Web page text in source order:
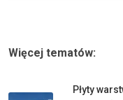
Więcej tematów:
Płyty